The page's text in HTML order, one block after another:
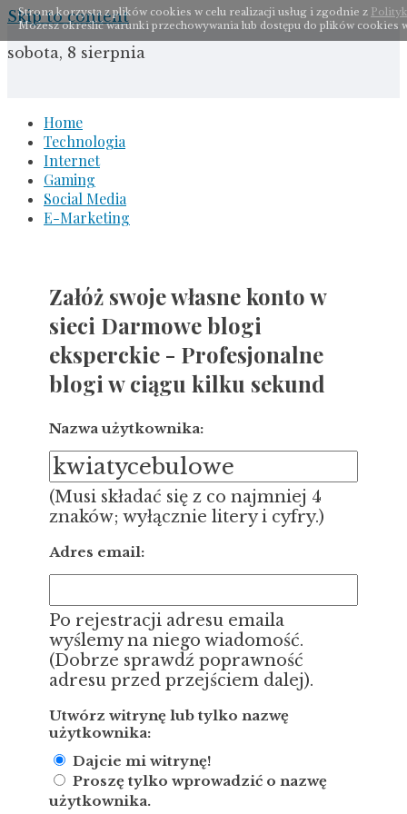
Skip to content
sobota, 8 sierpnia
Home
Technologia
Internet
Gaming
Social Media
E-Marketing
Załóż swoje własne konto w
sieci Darmowe blogi
eksperckie - Profesjonalne
blogi w ciągu kilku sekund
Nazwa użytkownika:
(Musi składać się z co najmniej 4
znaków; wyłącznie litery i cyfry.)
Adres email:
Po rejestracji adresu emaila
wyślemy na niego wiadomość.
(Dobrze sprawdź poprawność
adresu przed przejściem dalej).
Utwórz witrynę lub tylko nazwę
użytkownika:
Dajcie mi witrynę!
Proszę tylko wprowadzić o nazwę
użytkownika.
Strona korzysta z plików cookies w celu realizacji usług i zgodnie z
Możesz określić warunki przechowywania lub dostępu do plików cookies